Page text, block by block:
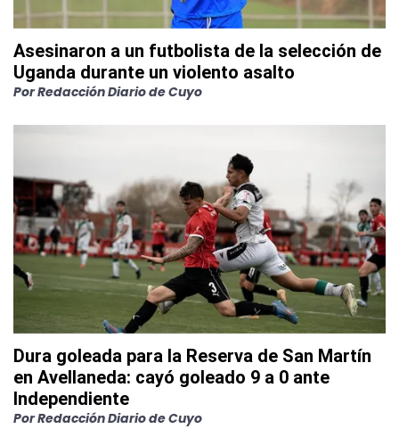
Asesinaron a un futbolista de la selección de
Uganda durante un violento asalto
PorRedacción Diario de Cuyo
Dura goleada para la Reserva de San Martín
en Avellaneda: cayó goleado 9 a 0 ante
Independiente
PorRedacción Diario de Cuyo